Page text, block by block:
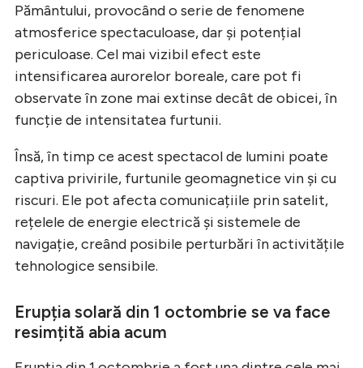
Pământului, provocând o serie de fenomene
atmosferice spectaculoase, dar și potențial
periculoase. Cel mai vizibil efect este
intensificarea aurorelor boreale, care pot fi
observate în zone mai extinse decât de obicei, în
funcție de intensitatea furtunii.
Însă, în timp ce acest spectacol de lumini poate
captiva privirile, furtunile geomagnetice vin și cu
riscuri. Ele pot afecta comunicațiile prin satelit,
rețelele de energie electrică și sistemele de
navigație, creând posibile perturbări în activitățile
tehnologice sensibile.
Erupția solară din 1 octombrie se va face
resimțită abia acum